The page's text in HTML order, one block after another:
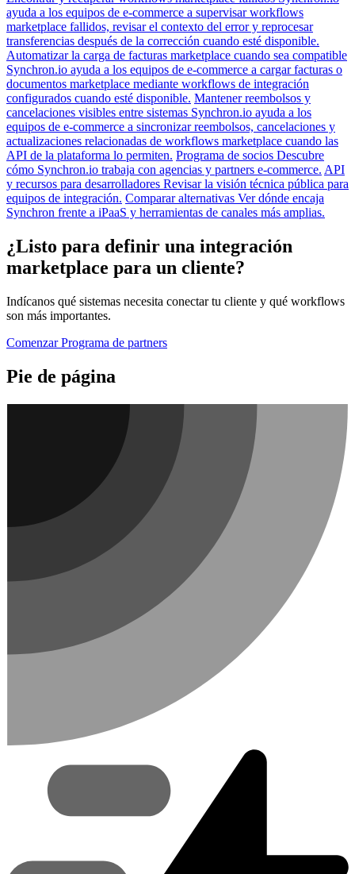
ayuda a los equipos de e-commerce a supervisar workflows
marketplace fallidos, revisar el contexto del error y reprocesar
transferencias después de la corrección cuando esté disponible.
Automatizar la carga de facturas marketplace cuando sea compatible
Synchron.io ayuda a los equipos de e-commerce a cargar facturas o
documentos marketplace mediante workflows de integración
configurados cuando esté disponible. Mantener reembolsos y
cancelaciones visibles entre sistemas Synchron.io ayuda a los
equipos de e-commerce a sincronizar reembolsos, cancelaciones y
actualizaciones relacionadas de workflows marketplace cuando las
API de la plataforma lo permiten. Programa de socios Descubre
cómo Synchron.io trabaja con agencias y partners e-commerce. API
y recursos para desarrolladores Revisar la visión técnica pública para
equipos de integración. Comparar alternativas Ver dónde encaja
Synchron frente a iPaaS y herramientas de canales más amplias.
¿Listo para definir una integración
marketplace para un cliente?
Indícanos qué sistemas necesita conectar tu cliente y qué workflows
son más importantes.
ComenzarPrograma de partners
Pie de página